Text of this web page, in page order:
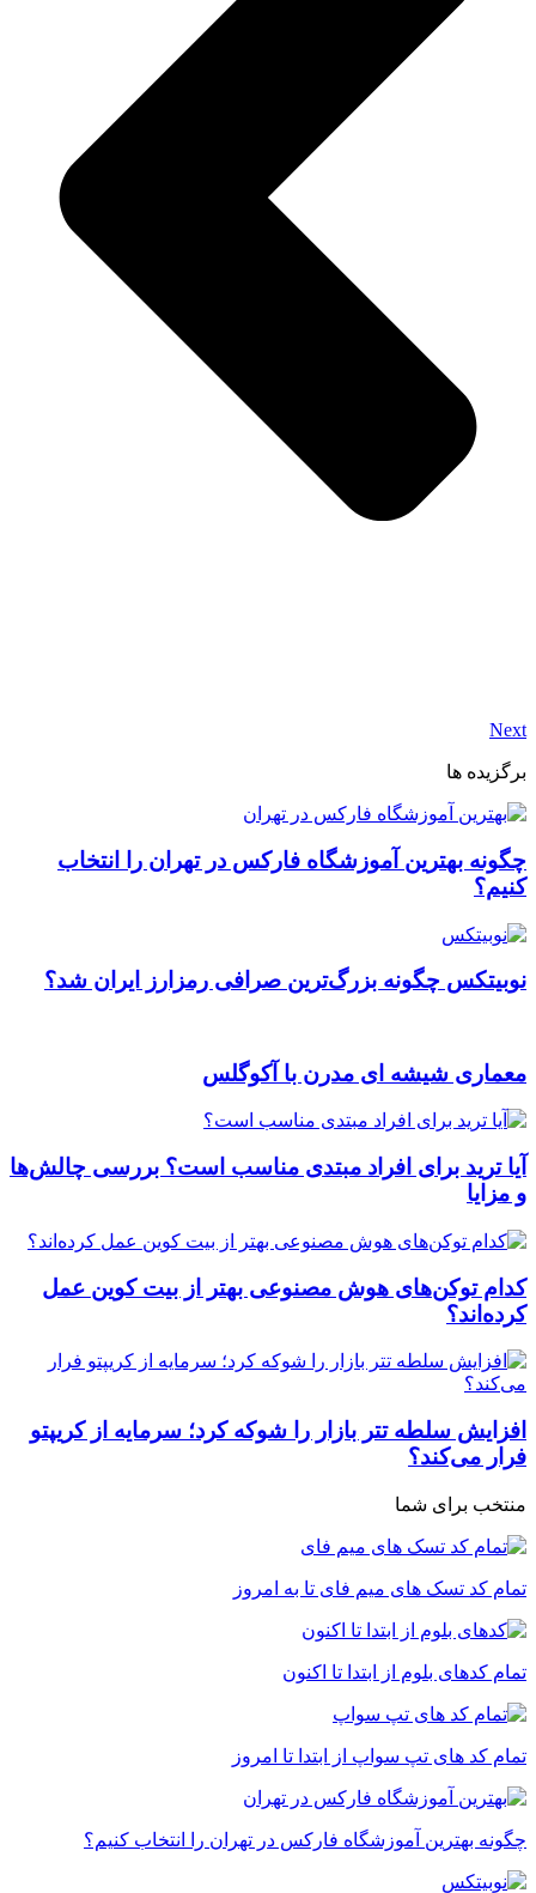
Next
برگزیده ها
چگونه بهترین آموزشگاه فارکس در تهران را انتخاب
کنیم؟
نوبیتکس چگونه بزرگ‌ترین صرافی رمزارز ایران شد؟
معماری شیشه ای مدرن با آکوگلس
آیا ترید برای افراد مبتدی مناسب است؟ بررسی چالش‌ها
و مزایا
کدام توکن‌های هوش مصنوعی بهتر از بیت کوین عمل
کرده‌اند؟
افزایش سلطه تتر بازار را شوکه کرد؛ سرمایه از کریپتو
فرار می‌کند؟
منتخب برای شما
تمام کد تسک های میم فای تا به امروز
تمام کدهای بلوم از ابتدا تا اکنون
تمام کد های تپ سواپ از ابتدا تا امروز
چگونه بهترین آموزشگاه فارکس در تهران را انتخاب کنیم؟